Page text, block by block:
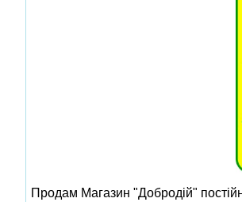
Продам Магазин "Добродій"